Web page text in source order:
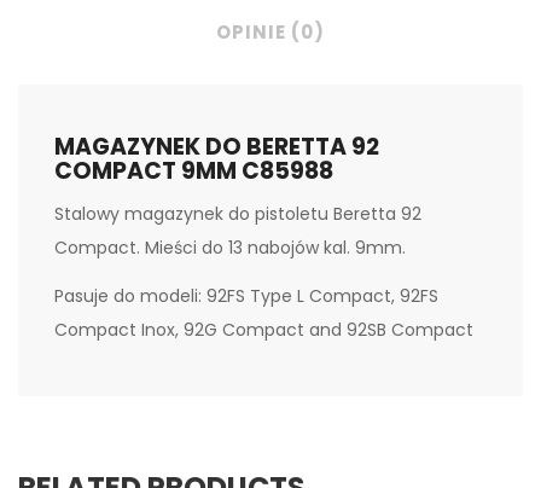
OPINIE (0)
MAGAZYNEK DO BERETTA 92
COMPACT 9MM C85988
Stalowy magazynek do pistoletu Beretta 92
Compact. Mieści do 13 nabojów kal. 9mm.
Pasuje do modeli: 92FS Type L Compact, 92FS
Compact Inox, 92G Compact and 92SB Compact